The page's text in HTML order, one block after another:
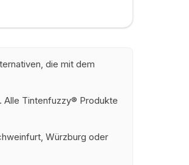
die mit dem
Alle Tintenfuzzy® Produkte
Würzburg oder